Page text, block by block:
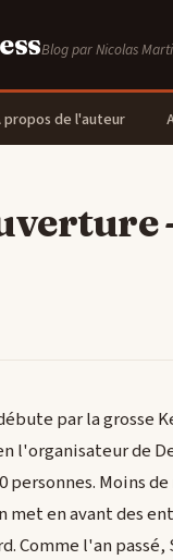
Blog par Nicolas
propos de l'auteur
par la grosse
l'organisateur de
Moins
en avant des
Comme l'an